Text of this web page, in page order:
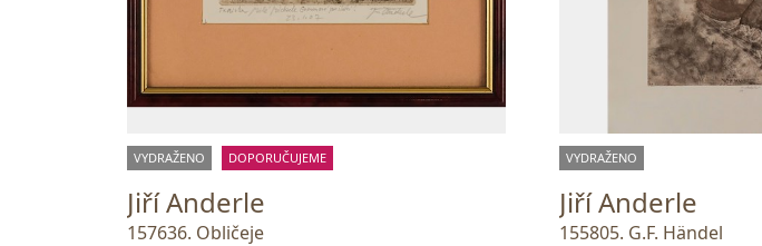
VYDRAŽENO DOPORUČUJEME
Jiří Anderle
157636. Obličeje
VYDRAŽENO
Jiří Anderle
155805. G.F. Händel